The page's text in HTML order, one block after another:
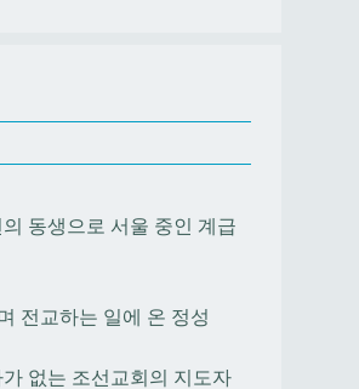
동생으로 서울 중인 계급
전교하는 일에 온 정성
없는 조선교회의 지도자